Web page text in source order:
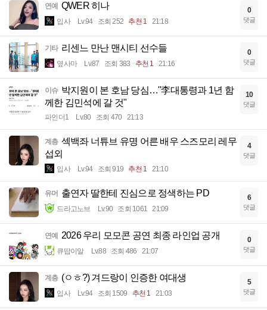
연예 QWER 히나
입사 Lv.94 조회 252 추천 1 21:18
0
댓글
기타 리센느 만난 맨시티 선수들
옆사마 Lv.87 조회 383 추천 1 21:16
0
댓글
이슈 박지원이 본 호남 당심…"李대통령과 1년 함
께한 김민석에 갈 것"
파인더1 Lv.80 조회 470 21:13
10
댓글
계층 섹백좌 너튜브 유명 어른 배우 스즈모리 레무
섭외
입사 Lv.94 조회 919 추천 1 21:10
4
댓글
유머 출연자 딸한테 진심으로 정색하는 PD
드라고노브 Lv.90 조회 1061 21:09
6
댓글
연예 2026 우리 모모콘 공연 최종 라인업 공개
큐땁이알 Lv.88 조회 486 21:07
0
댓글
계층 (ㅇㅎ?) 겨드랑이 인증한 여대생
입사 Lv.94 조회 1509 추천 1 21:03
5
댓글